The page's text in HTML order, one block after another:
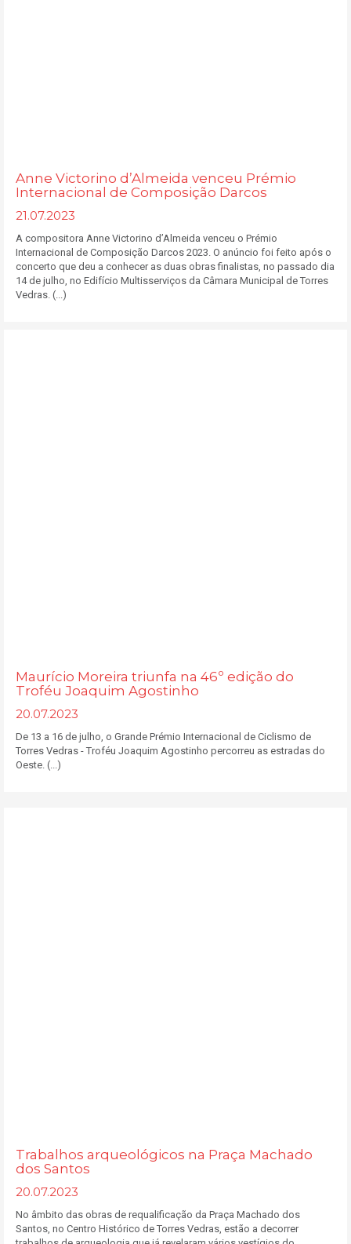
Anne Victorino d’Almeida venceu Prémio
Internacional de Composição Darcos
21.07.2023
A compositora Anne Victorino d’Almeida venceu o Prémio
Internacional de Composição Darcos 2023. O anúncio foi feito após o
concerto que deu a conhecer as duas obras finalistas, no passado dia
14 de julho, no Edifício Multisserviços da Câmara Municipal de Torres
Vedras. (...)
Maurício Moreira triunfa na 46º edição do
Troféu Joaquim Agostinho
20.07.2023
De 13 a 16 de julho, o Grande Prémio Internacional de Ciclismo de
Torres Vedras - Troféu Joaquim Agostinho percorreu as estradas do
Oeste. (...)
Trabalhos arqueológicos na Praça Machado
dos Santos
20.07.2023
No âmbito das obras de requalificação da Praça Machado dos
Santos, no Centro Histórico de Torres Vedras, estão a decorrer